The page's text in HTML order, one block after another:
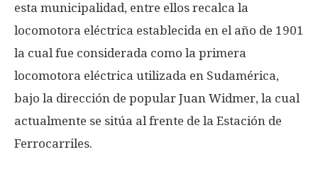
esta municipalidad, entre ellos recalca la
locomotora eléctrica establecida en el año de 1901
la cual fue considerada como la primera
locomotora eléctrica utilizada en Sudamérica,
bajo la dirección de popular Juan Widmer, la cual
actualmente se sitúa al frente de la Estación de
Ferrocarriles.